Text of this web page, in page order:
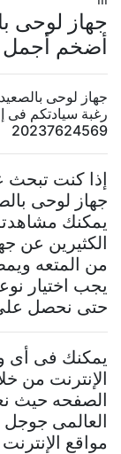
جهاز لوحى
أضخم أجمل
جهاز لوحى بالصعيد
رغبة سيادتكم فى
20237624569
إذا كنت تبحث
جهاز لوحى
يمكنك
الكثيرين عن
من المتعه
يجب اختيار
حتى نحصل على
يمكنك فى أى
الإنترنت من
الصفحه حيث
العالمى جوجل
مواقع الإنترنت